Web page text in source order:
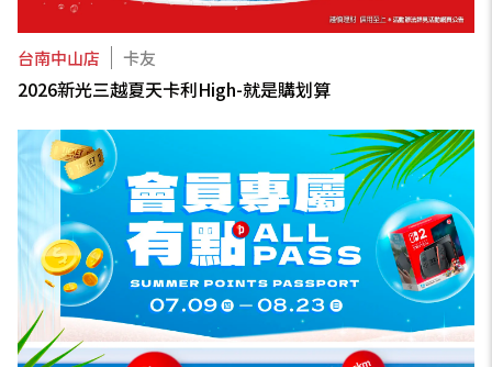
台南中山店 卡友
2026新光三越夏天卡利High-就是購划算